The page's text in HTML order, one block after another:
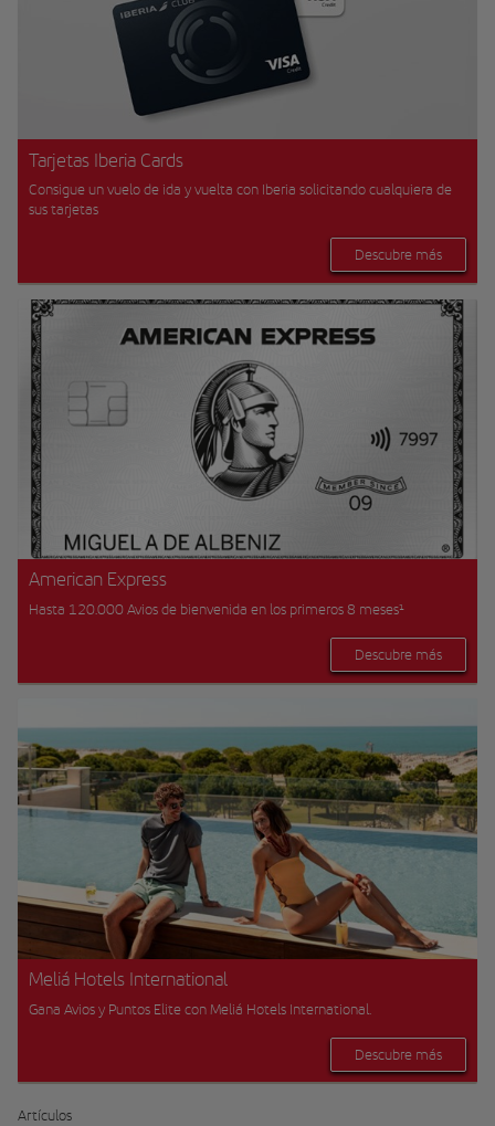
Tarjetas Iberia Cards
Consigue un vuelo de ida y vuelta con Iberia solicitando cualquiera de
sus tarjetas
Descubre más
American Express
Hasta 120.000 Avios de bienvenida en los primeros 8 meses¹
Descubre más
Meliá Hotels International
Gana Avios y Puntos Elite con Meliá Hotels International.
Descubre más
Artículos